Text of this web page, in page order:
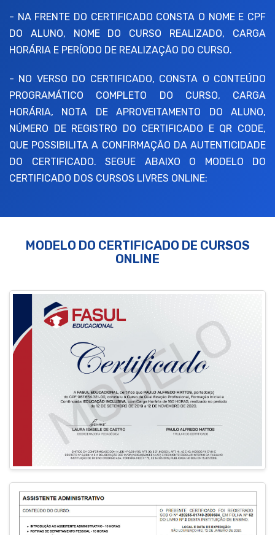
- NA FRENTE DO CERTIFICADO CONSTA O NOME E CPF
DO ALUNO, NOME DO CURSO REALIZADO, CARGA
HORÁRIA E PERÍODO DE REALIZAÇÃO DO CURSO.
- NO VERSO DO CERTIFICADO, CONSTA O CONTEÚDO
PROGRAMÁTICO COMPLETO DO CURSO, CARGA
HORÁRIA, NOTA DE APROVEITAMENTO DO ALUNO,
NÚMERO DE REGISTRO DO CERTIFICADO E QR CODE,
QUE POSSIBILITA A CONFIRMAÇÃO DA AUTENTICIDADE
DO CERTIFICADO. SEGUE ABAIXO O MODELO DO
CERTIFICADO DOS CURSOS LIVRES ONLINE:
MODELO DO CERTIFICADO DE CURSOS
ONLINE